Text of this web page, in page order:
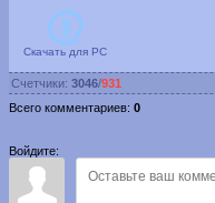
Скачать для PC
Счетчики: 3046/931
Всего комментариев: 0
Войдите: